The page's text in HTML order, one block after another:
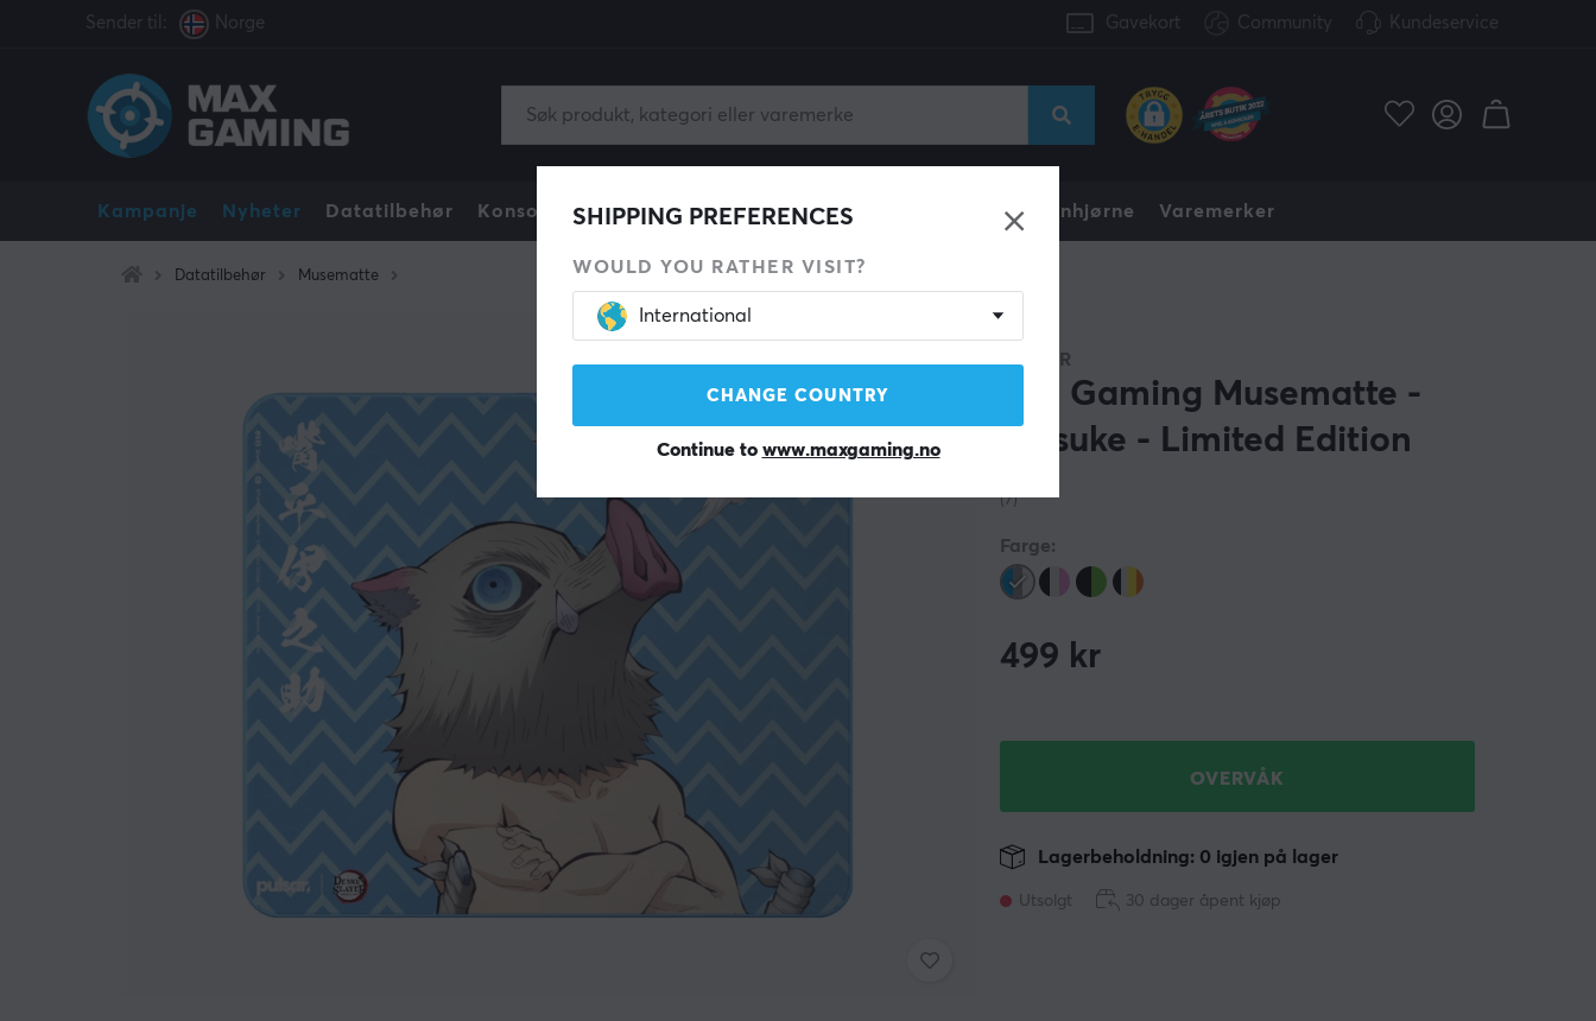
Sender til: Norge Gavekort Community Kundeservice
Kampanje Nyheter Datatilbehør Konsoll Gamingstol Mobiltilbehør Funnhjørne Varemerker
SHIPPING PREFERENCES
WOULD YOU RATHER VISIT?
International
CHANGE COUNTRY
Continue to www.maxgaming.no
Datatilbehør Musematte
PULSAR
ES2 Gaming Musematte -
Inosuke - Limited Edition
(7)
Farge:
499 kr
OVERVÅK
Utsolgt
Lagerbeholdning: 0 igjen på lager
30 dager åpent kjøp